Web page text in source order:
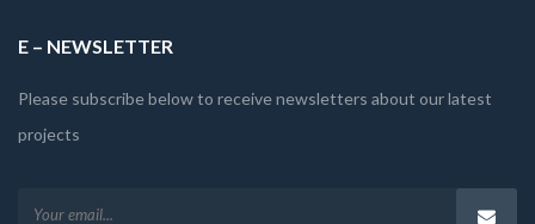
E – NEWSLETTER
Please subscribe below to receive newsletters about our latest
projects